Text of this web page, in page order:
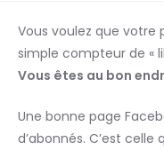
Vous voulez que votre
simple compteur de «
Vous êtes au bon
Une bonne page
d’abonnés. C’est